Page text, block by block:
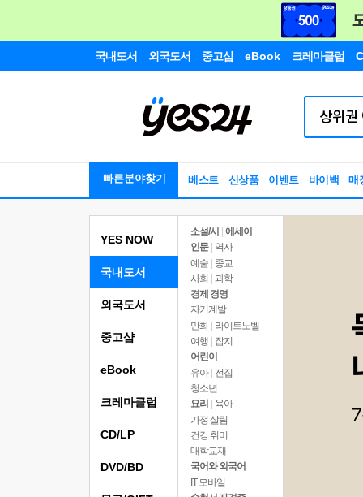
국내도서 외국도서 중고샵 eBook 크레마클럽
빠른분야찾기 베스트 신상품 이벤트 바이백 매
YES NOW
국내도서
소설/시
에세이
인문
역사
예술 | 종교
사회 | 과학
경제 경영
자기계발
만화 | 라이트노벨
여행
잡지
어린이
유아 | 전집
청소년
요리
육아
가정 살림
건강 취미
대학교재
국어와 외국어
IT 모바일
외국도서
중고샵
eBook
크레마클럽
CD/LP
DVD/BD